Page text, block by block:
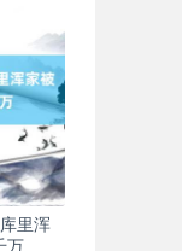
-0.01%
里浑
万